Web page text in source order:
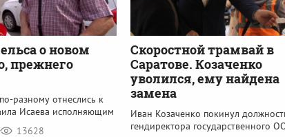
о новом
прежнего
разному отнеслись к
Исаева исполняющим
13628
Скоростной трамвай в
Саратове. Козаченко
уволился, ему найдена
замена
Иван Козаченко покинул
гендиректора государственного